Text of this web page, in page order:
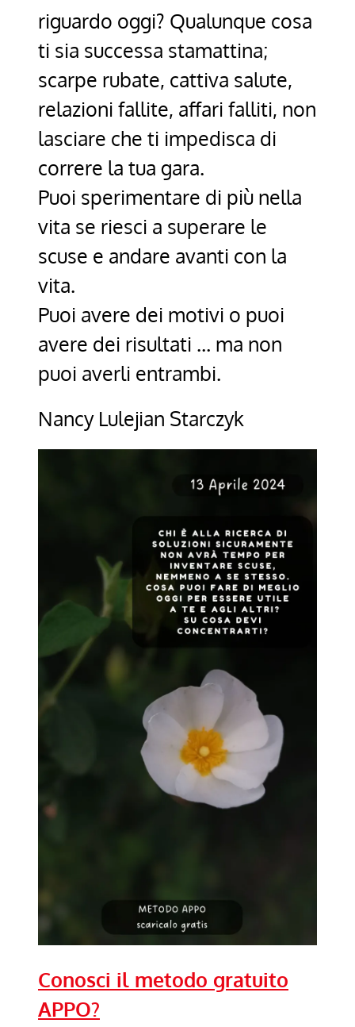
riguardo oggi? Qualunque cosa
ti sia successa stamattina;
scarpe rubate, cattiva salute,
relazioni fallite, affari falliti, non
lasciare che ti impedisca di
correre la tua gara.
Puoi sperimentare di più nella
vita se riesci a superare le
scuse e andare avanti con la
vita.
Puoi avere dei motivi o puoi
avere dei risultati … ma non
puoi averli entrambi.
Nancy Lulejian Starczyk
Conosci il metodo gratuito
APPO?